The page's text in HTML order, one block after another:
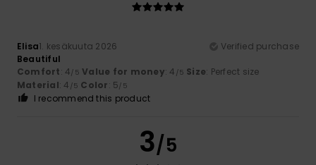
Elisa1. kesäkuuta 2026
Verified purchase
Beautiful
Comfort: 4/5 Value for money: 4 /5 Size: Perfect size
Material: 4 /5 Color: 5/5
I recommend this product
3/5